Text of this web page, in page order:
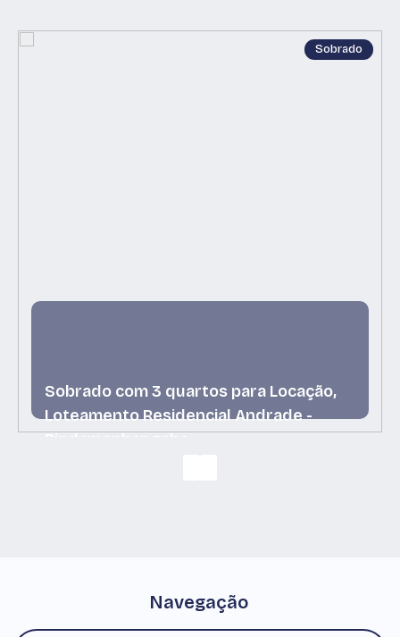
Sobrado
Sobrado com 3 quartos para Locação,
Loteamento Residencial Andrade -
Navegação